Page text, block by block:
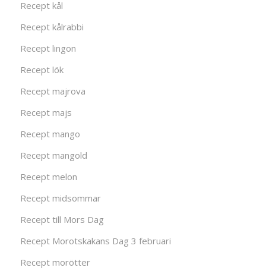
Recept kål
Recept kålrabbi
Recept lingon
Recept lök
Recept majrova
Recept majs
Recept mango
Recept mangold
Recept melon
Recept midsommar
Recept till Mors Dag
Recept Morotskakans Dag 3 februari
Recept morötter